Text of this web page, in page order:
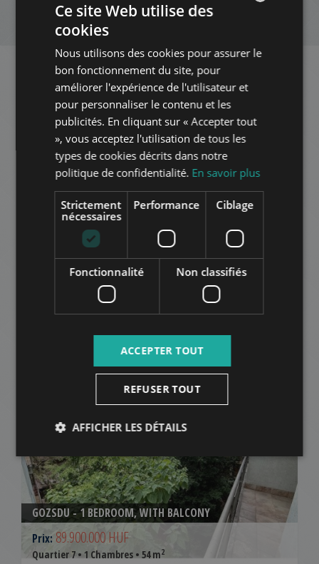
NOUVELLE RECHERCHE
Appartements concernés à
Budapestdans le même quartier
AJOUTER À LA LISTE
KAZINCZY UTCA
2
GOZSDU - 1 BEDROOM, WITH BALCONY
Prix: 89.900.000 HUF
Quartier 7 • 1 Chambres • 54 m2
HUNGARIAN
FRENCH
ITALIAN
RUSSIAN
ARABIC
Ce site Web utilise des
cookies
Nous utilisons des cookies pour assurer le
bon fonctionnement du site, pour
améliorer l'expérience de l'utilisateur et
pour personnaliser le contenu et les
publicités. En cliquant sur « Accepter tout
», vous acceptez l'utilisation de tous les
types de cookies décrits dans notre
politique de confidentialité. En savoir plus
Strictement
nécessaires
Performance Ciblage
Fonctionnalité Non classifiés
ACCEPTER TOUT
REFUSER TOUT
AFFICHER LES DÉTAILS